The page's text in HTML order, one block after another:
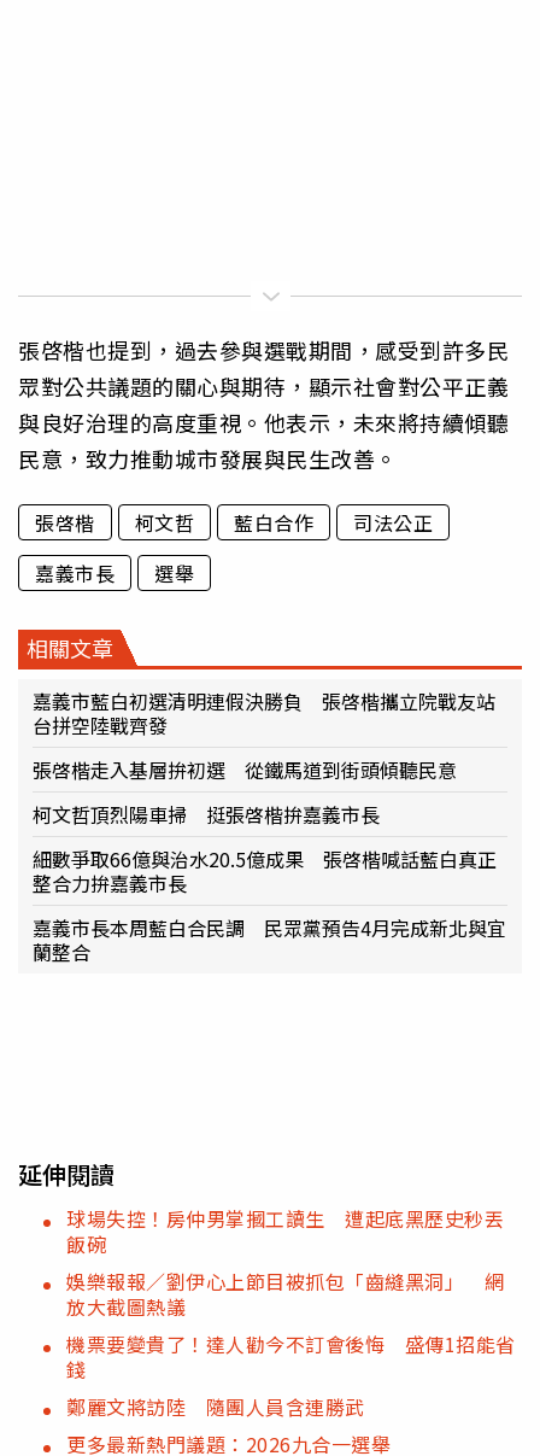
張啓楷也提到，過去參與選戰期間，感受到許多民
眾對公共議題的關心與期待，顯示社會對公平正義
與良好治理的高度重視。他表示，未來將持續傾聽
民意，致力推動城市發展與民生改善。
張啓楷 柯文哲 藍白合作
司法公正
嘉義市長
選舉
相關文章
嘉義市藍白初選清明連假決勝負 張啓楷攜立院戰友站
台拼空陸戰齊發
張啓楷走入基層拚初選 從鐵馬道到街頭傾聽民意
柯文哲頂烈陽車掃 挺張啓楷拚嘉義市長
細數爭取66億與治水20.5億成果 張啓楷喊話藍白真正
整合力拚嘉義市長
嘉義市長本周藍白合民調 民眾黨預告4月完成新北與宜
蘭整合
延伸閱讀
球場失控！房仲男掌摑工讀生 遭起底黑歷史秒丟
飯碗
娛樂報報／劉伊心上節目被抓包「齒縫黑洞」 網
放大截圖熱議
機票要變貴了！達人勸今不訂會後悔 盛傳1招能省
錢
鄭麗文將訪陸 隨團人員含連勝武
更多最新熱門議題：2026九合一選舉